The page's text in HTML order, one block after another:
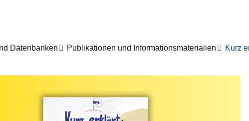
Datenbanken Publikationen und Informationsmaterialien Kurz